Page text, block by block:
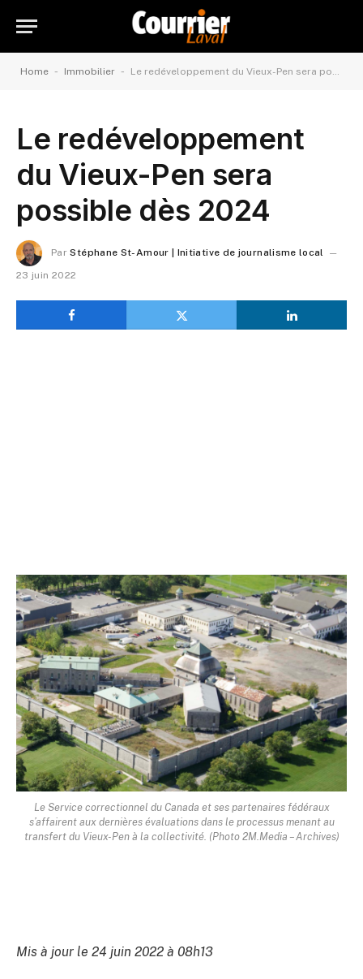
Home - Immobilier - Le redéveloppement du Vieux-Pen sera possible dès 2024
Le redéveloppement
du Vieux-Pen sera
possible dès 2024
Par Stéphane St-Amour | Initiative de journalisme local
23 juin 2022
Le Service correctionnel du Canada et ses partenaires fédéraux
s’affairent aux dernières évaluations dans le processus menant au
transfert du Vieux-Pen à la collectivité. (Photo 2M.Media – Archives)
Mis à jour le 24 juin 2022 à 08h13